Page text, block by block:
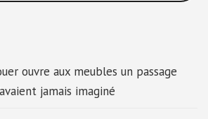
ouvre aux meubles un passage
jamais imaginé